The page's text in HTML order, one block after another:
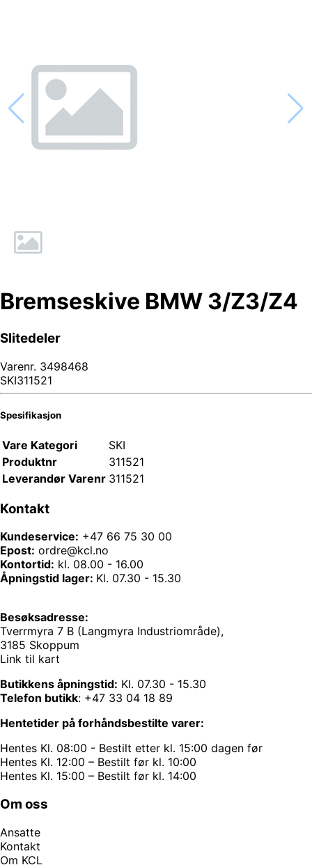
Bremseskive BMW 3/Z3/Z4
Slitedeler
Varenr. 3498468
SKI311521
Spesifikasjon
Vare Kategori
SKI
Produktnr
311521
Leverandør Varenr 311521
Kontakt
Kundeservice: +47 66 75 30 00
Epost: ordre@kcl.no
Kontortid: kl. 08.00 - 16.00
Åpningstid lager: Kl. 07.30 - 15.30
Besøksadresse:
Tverrmyra 7 B (Langmyra Industriområde),
3185 Skoppum
Link til kart
Butikkens åpningstid: Kl. 07.30 - 15.30
Telefon butikk: +47 33 04 18 89
Hentetider på forhåndsbestilte varer:
Hentes Kl. 08:00 - Bestilt etter kl. 15:00 dagen før
Hentes Kl. 12:00 – Bestilt før kl. 10:00
Hentes Kl. 15:00 – Bestilt før kl. 14:00
Om oss
Ansatte
Kontakt
Om KCL